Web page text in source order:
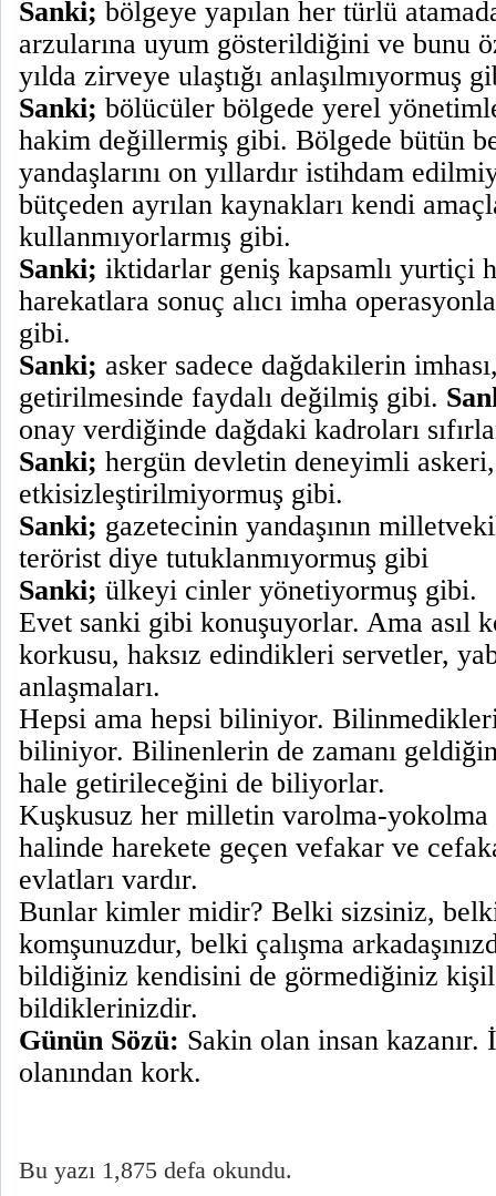
Sanki; bölgeye yapılan her türlü
arzularına uyum gösterildiğini ve bunu
yılda zirveye ulaştığı anlaşılmıyormuş
Sanki; bölücüler bölgede yerel
hakim değillermiş gibi. Bölgede bütün
yandaşlarını on yıllardır istihdam
bütçeden ayrılan kaynakları kendi
kullanmıyorlarmış gibi.
Sanki; iktidarlar geniş kapsamlı yurtiçi
harekatlara sonuç alıcı imha
gibi.
Sanki; asker sadece dağdakilerin
getirilmesinde faydalı değilmiş gibi.
onay verdiğinde dağdaki kadroları
Sanki; hergün devletin deneyimli
etkisizleştirilmiyormuş gibi.
Sanki; gazetecinin yandaşının
terörist diye tutuklanmıyormuş gibi
Sanki; ülkeyi cinler yönetiyormuş gibi.
Evet sanki gibi konuşuyorlar. Ama asıl
korkusu, haksız edindikleri servetler,
anlaşmaları.
Hepsi ama hepsi biliniyor.
biliniyor. Bilinenlerin de zamanı
hale getirileceğini de biliyorlar.
Kuşkusuz her milletin varolma-yokolma
halinde harekete geçen vefakar ve
evlatları vardır.
Bunlar kimler midir? Belki sizsiniz, belki
komşunuzdur, belki çalışma
bildiğiniz kendisini de görmediğiniz
bildiklerinizdir.
Günün Sözü: Sakin olan insan kazanır.
olanından kork.
Bu yazı 1,875 defa okundu.